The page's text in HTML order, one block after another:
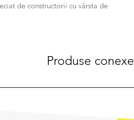
de constructorii cu vârsta de
Produse conexe